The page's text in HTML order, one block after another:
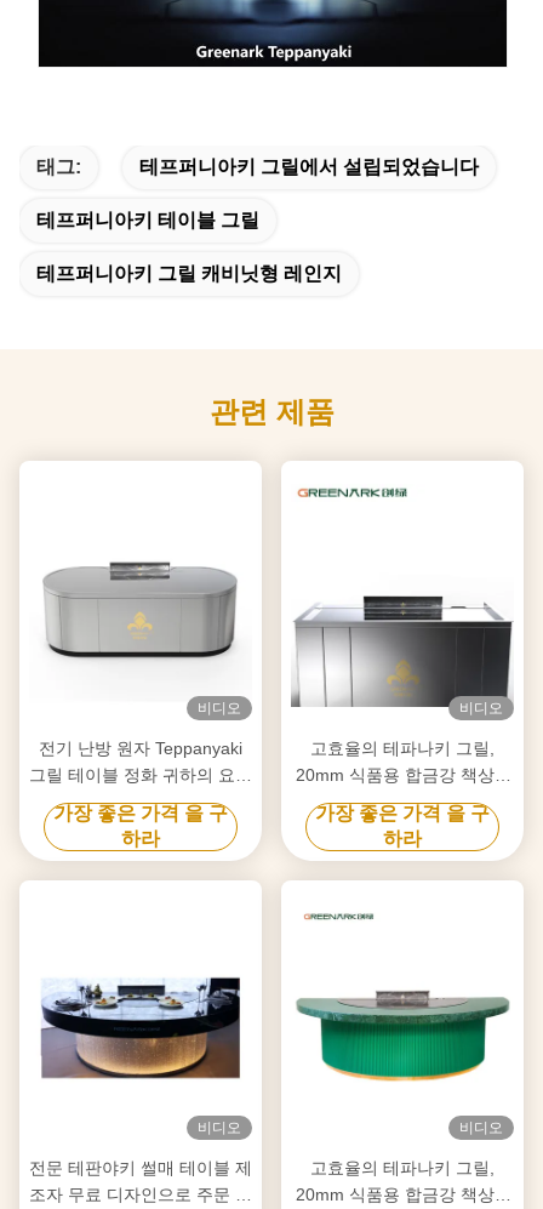
태그: 테프퍼니아키 그릴에서 설립되었습니다
테프퍼니아키 테이블 그릴
테프퍼니아키 그릴 캐비닛형 레인지
관련 제품
비디오
전기 난방 원자 Teppanyaki
그릴 테이블 정화 귀하의 요구
사항에 맞춤
가장 좋은 가격 을 구
하라
비디오
고효율의 테파나키 그릴,
20mm 식품용 합금강 책상 &
스마트 난방
가장 좋은 가격 을 구
하라
비디오
전문 테판야키 썰매 테이블 제
조자 무료 디자인으로 주문 제
비디오
고효율의 테파나키 그릴,
20mm 식품용 합금강 책상 &